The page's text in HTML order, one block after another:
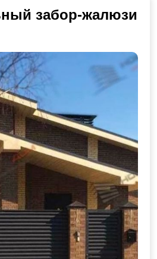
забор-жалюзи